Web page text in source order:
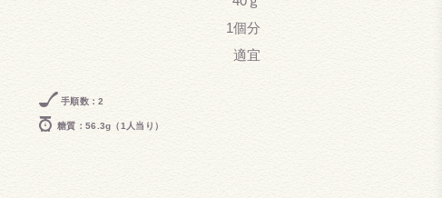
1個分
適宜
手順数：2
糖質：56.3g（1人当り）